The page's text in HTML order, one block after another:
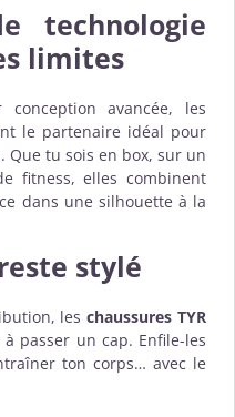
technologie
limites
avancée, les
le partenaire idéal pour
Que tu sois en box, sur un
fitness, elles combinent
dans une silhouette à la
stylé
leschaussures TYR
passer un cap. Enfile-les
ton corps… avec le